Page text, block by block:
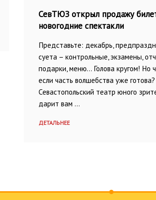
СевТЮЗ открыл продажу
новогодние спектакли
Представьте: декабрь,
суета – контрольные, экзамены,
подарки, меню… Голова кругом! Но
если часть волшебства уже готова?
Севастопольский театр юного
дарит вам …
ДЕТАЛЬНЕЕ